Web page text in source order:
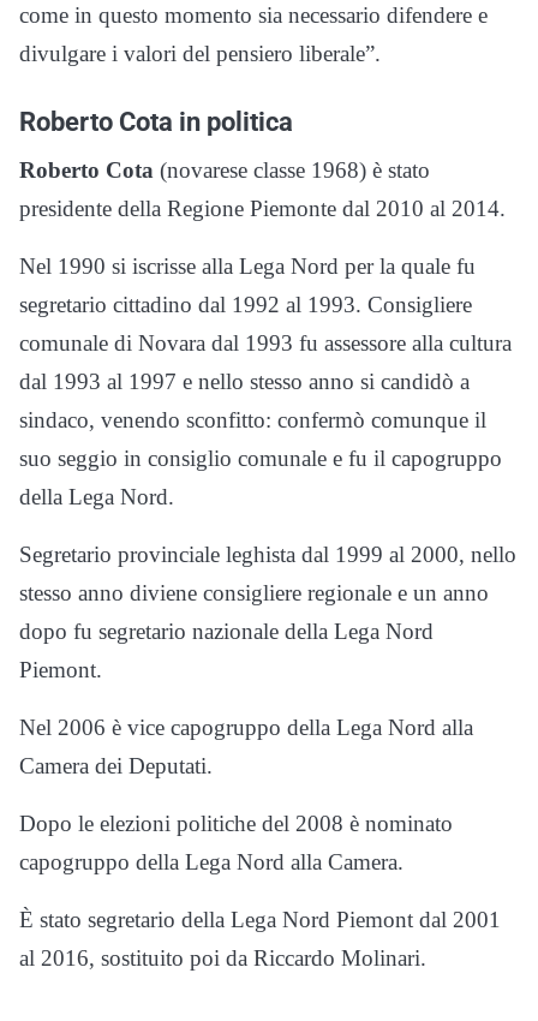
come in questo momento sia necessario difendere e
divulgare i valori del pensiero liberale”.
Roberto Cota in politica
Roberto Cota (novarese classe 1968) è stato
presidente della Regione Piemonte dal 2010 al 2014.
Nel 1990 si iscrisse alla Lega Nord per la quale fu
segretario cittadino dal 1992 al 1993. Consigliere
comunale di Novara dal 1993 fu assessore alla cultura
dal 1993 al 1997 e nello stesso anno si candidò a
sindaco, venendo sconfitto: confermò comunque il
suo seggio in consiglio comunale e fu il capogruppo
della Lega Nord.
Segretario provinciale leghista dal 1999 al 2000, nello
stesso anno diviene consigliere regionale e un anno
dopo fu segretario nazionale della Lega Nord
Piemont.
Nel 2006 è vice capogruppo della Lega Nord alla
Camera dei Deputati.
Dopo le elezioni politiche del 2008 è nominato
capogruppo della Lega Nord alla Camera.
È stato segretario della Lega Nord Piemont dal 2001
al 2016, sostituito poi da Riccardo Molinari.